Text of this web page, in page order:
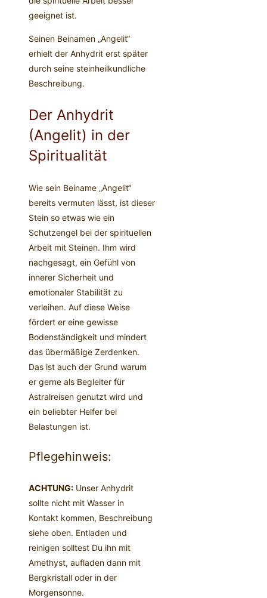
geeignet ist.
Seinen Beinamen „Angelit“
erhielt der Anhydrit erst später
durch seine steinheilkundliche
Beschreibung.
Der Anhydrit
(Angelit) in der
Spiritualität
Wie sein Beiname „Angelit“
bereits vermuten lässt, ist dieser
Stein so etwas wie ein
Schutzengel bei der spirituellen
Arbeit mit Steinen. Ihm wird
nachgesagt, ein Gefühl von
innerer Sicherheit und
emotionaler Stabilität zu
verleihen. Auf diese Weise
fördert er eine gewisse
Bodenständigkeit und mindert
das übermäßige Zerdenken.
Das ist auch der Grund warum
er gerne als Begleiter für
Astralreisen genutzt wird und
ein beliebter Helfer bei
Belastungen ist.
Pflegehinweis:
ACHTUNG: Unser Anhydrit
sollte nicht mit Wasser in
Kontakt kommen, Beschreibung
siehe oben. Entladen und
reinigen solltest Du ihn mit
Amethyst, aufladen dann mit
Bergkristall oder in der
Morgensonne.